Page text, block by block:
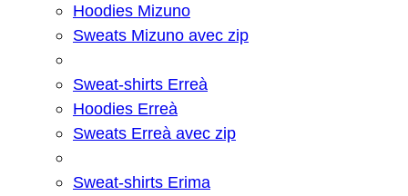
Hoodies Mizuno
Sweats Mizuno avec zip
Sweat-shirts Erreà
Hoodies Erreà
Sweats Erreà avec zip
Sweat-shirts Erima